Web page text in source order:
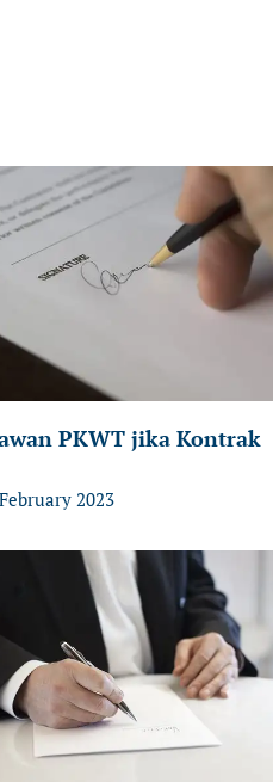
PKWT jika Kontrak
2023